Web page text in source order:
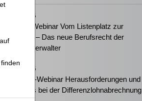
25.08.2026
Praktiker-Webinar Vom Listenplatz zur
Zulassung – Das neue Berufsrecht der
Insolvenzverwalter
16.09.2026
Mitarbeiter-Webinar Herausforderungen und
Praxistipps bei der Differenzlohnabrechnung